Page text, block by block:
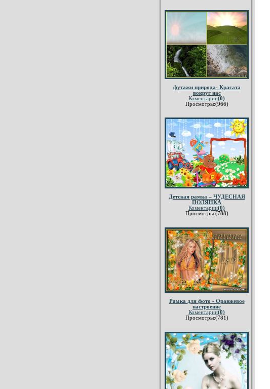
футажи природа- Красата
вокруг нас
Коментарии(0)
Просмотры:(966)
Детская рамка – ЧУДЕСНАЯ
ПОЛЯНКА
Коментарии(0)
Просмотры:(788)
Рамка для фото - Оранжевое
настроение
Коментарии(0)
Просмотры:(781)